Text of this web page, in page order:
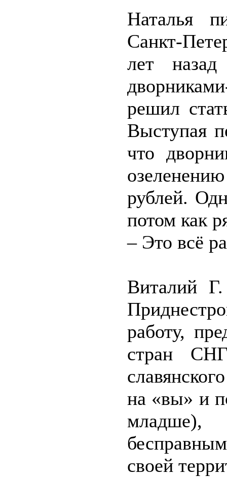
Наталья
Санкт-
лет
решил
Выступая
что
рублей.
потом как
– Это всё
Виталий
работу,
стран
на «вы» и
младше),
своей